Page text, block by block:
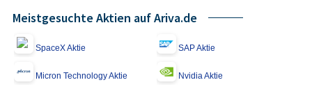
Meistgesuchte Aktien auf Ariva.de
SpaceX Aktie SAP Aktie
Micron Technology Aktie Nvidia Aktie